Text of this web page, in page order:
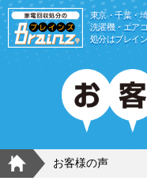
東京/埼玉/
東京・千葉・
洗濯機・エア
処分はブレイ
HOME
お客様の声